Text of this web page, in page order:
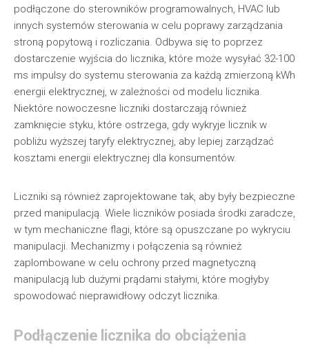
podłączone do sterowników programowalnych, HVAC lub
innych systemów sterowania w celu poprawy zarządzania
stroną popytową i rozliczania. Odbywa się to poprzez
dostarczenie wyjścia do licznika, które może wysyłać 32-100
ms impulsy do systemu sterowania za każdą zmierzoną kWh
energii elektrycznej, w zależności od modelu licznika.
Niektóre nowoczesne liczniki dostarczają również
zamknięcie styku, które ostrzega, gdy wykryje licznik w
pobliżu wyższej taryfy elektrycznej, aby lepiej zarządzać
kosztami energii elektrycznej dla konsumentów.
Liczniki są również zaprojektowane tak, aby były bezpieczne
przed manipulacją. Wiele liczników posiada środki zaradcze,
w tym mechaniczne flagi, które są opuszczane po wykryciu
manipulacji. Mechanizmy i połączenia są również
zaplombowane w celu ochrony przed magnetyczną
manipulacją lub dużymi prądami stałymi, które mogłyby
spowodować nieprawidłowy odczyt licznika.
Podłączenie licznika do obciążenia